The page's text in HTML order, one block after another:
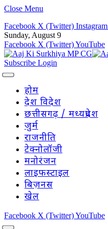
Close Menu
Facebook X (Twitter) Instagram
Sunday, August 9
Facebook X (Twitter)YouTube
Subscribe Login
होम
देश विदेश
छत्तीसगढ़ / मध्यप्रदेश
जुर्म
राजनीति
टेक्नोलॉजी
मनोरंजन
लाइफस्टाइल
बिज़नस
खेल
Facebook X (Twitter)YouTube